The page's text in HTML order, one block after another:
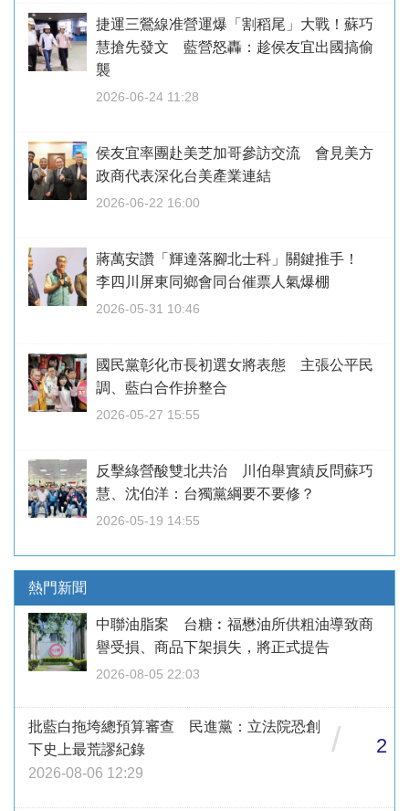
捷運三鶯線准營運爆「割稻尾」大戰！蘇巧
慧搶先發文 藍營怒轟：趁侯友宜出國搞偷
襲
2026-06-24 11:28
侯友宜率團赴美芝加哥參訪交流 會見美方
政商代表深化台美產業連結
2026-06-22 16:00
蔣萬安讚「輝達落腳北士科」關鍵推手！
李四川屏東同鄉會同台催票人氣爆棚
2026-05-31 10:46
國民黨彰化市長初選女將表態 主張公平民
調、藍白合作拚整合
2026-05-27 15:55
反擊綠營酸雙北共治 川伯舉實績反問蘇巧
慧、沈伯洋：台獨黨綱要不要修？
2026-05-19 14:55
熱門新聞
中聯油脂案 台糖︰福懋油所供粗油導致商
譽受損、商品下架損失，將正式提告
2026-08-05 22:03
批藍白拖垮總預算審查 民進黨：立法院恐創
下史上最荒謬紀錄
2026-08-06 12:29
/ 2